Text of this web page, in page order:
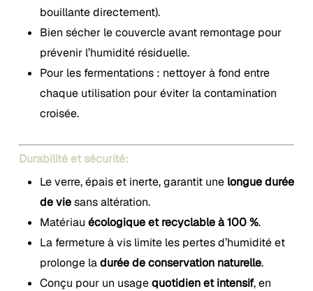
bouillante directement).
Bien sécher le couvercle avant remontage pour
prévenir l’humidité résiduelle.
Pour les fermentations : nettoyer à fond entre
chaque utilisation pour éviter la contamination
croisée.
Durabilité et sécurité:
Le verre, épais et inerte, garantit une longue durée
de viesans altération.
Matériau écologique et recyclable à 100 %.
La fermeture à vis limite les pertes d’humidité et
prolonge ladurée de conservation naturelle.
Conçu pour un usagequotidien et intensif, en